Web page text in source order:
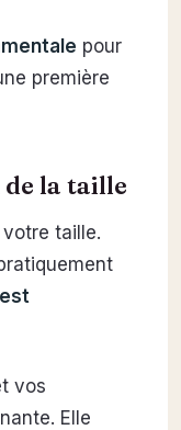
pour
première
la taille
taille.
vos
Elle